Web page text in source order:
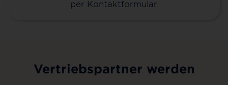
per Kontaktformular.
Vertriebspartner werden